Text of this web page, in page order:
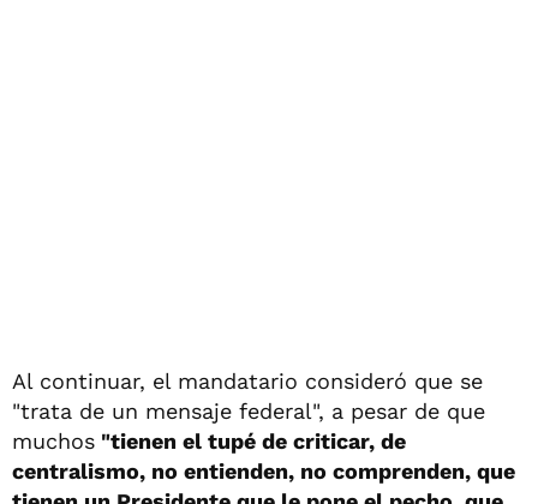
Al continuar, el mandatario consideró que se
"trata de un mensaje federal", a pesar de que
muchos "tienen el tupé de criticar, de
centralismo, no entienden, no comprenden, que